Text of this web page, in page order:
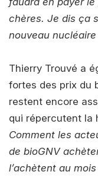
chères. Je dis ça
nouveau nucléaire
Thierry Trouvé a
fortes des prix du
restent encore
qui répercutent la
Comment les
de bioGNV
l’achètent au